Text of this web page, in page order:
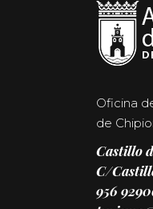
Oficina
de
Castillo
C/
956